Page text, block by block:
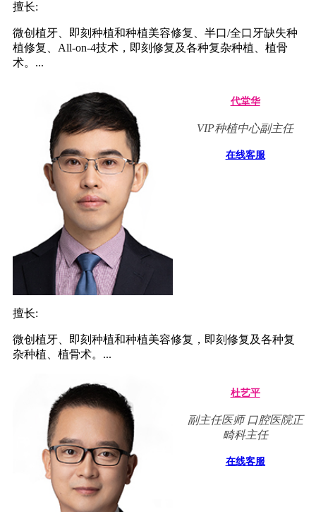
擅长:
微创植牙、即刻种植和种植美容修复、半口/全口牙缺失种
植修复、All-on-4技术，即刻修复及各种复杂种植、植骨
术。...
代堂华
VIP种植中心副主任
在线客服
擅长:
微创植牙、即刻种植和种植美容修复，即刻修复及各种复
杂种植、植骨术。...
杜艺平
副主任医师 口腔医院正
畸科主任
在线客服